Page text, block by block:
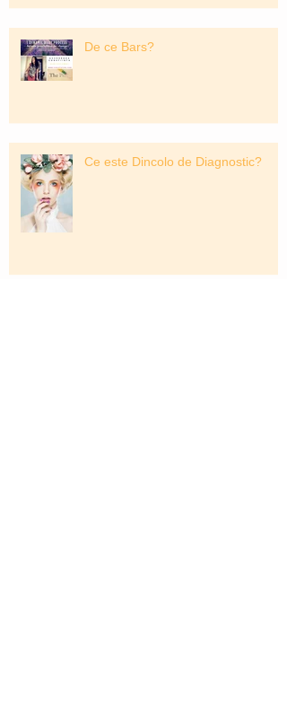
De ce Bars?
Ce este Dincolo de Diagnostic?